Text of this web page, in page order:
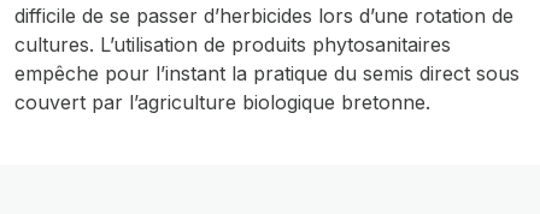
difficile de se passer d’herbicides lors d’une rotation de
cultures. L’utilisation de produits phytosanitaires
empêche pour l’instant la pratique du semis direct sous
couvert par l’agriculture biologique bretonne.